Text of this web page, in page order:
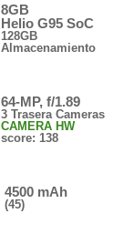
8GB
Helio G95 SoC
128GB
Almacenamiento
64-MP, f/1.89
3 Trasera Cameras
CAMERA HW
score: 138
4500 mAh
(45)